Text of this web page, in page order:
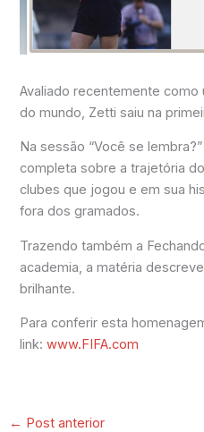
Avaliado recentemente
do mundo, Zetti saiu na
Na sessão “Você se
completa sobre a trajetória
clubes que jogou e em sua
fora dos gramados.
Trazendo também a
academia, a matéria
brilhante.
Para conferir esta
link:www.FIFA.com
← Post anterior